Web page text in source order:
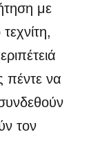
με
πέντε να
τον